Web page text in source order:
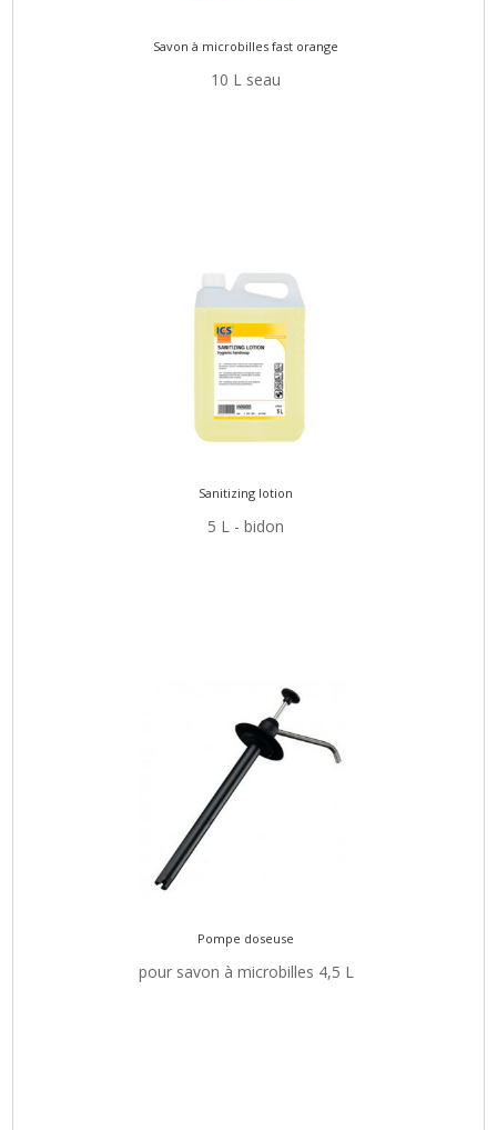
Savon à microbilles fast orange
10 L seau
Sanitizing lotion
5 L - bidon
Pompe doseuse
pour savon à microbilles 4,5 L